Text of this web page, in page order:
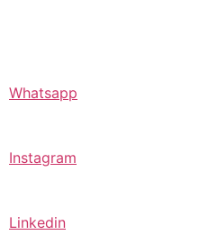
Whatsapp
Instagram
Linkedin